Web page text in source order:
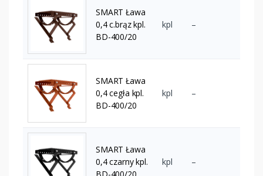
SMART Ława
0,4 c.brąz kpl.
BD-400/20
kpl –
SMART Ława
0,4 cegła kpl.
BD-400/20
kpl –
SMART Ława
0,4 czarny kpl.
kpl –